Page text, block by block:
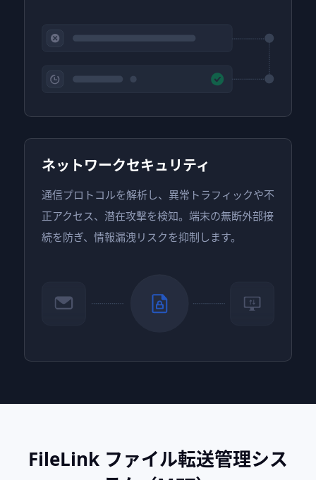
ネットワークセキュリティ
通信プロトコルを解析し、異常トラフィックや不
正アクセス、潜在攻撃を検知。端末の無断外部接
続を防ぎ、情報漏洩リスクを抑制します。
FileLink ファイル転送管理シス